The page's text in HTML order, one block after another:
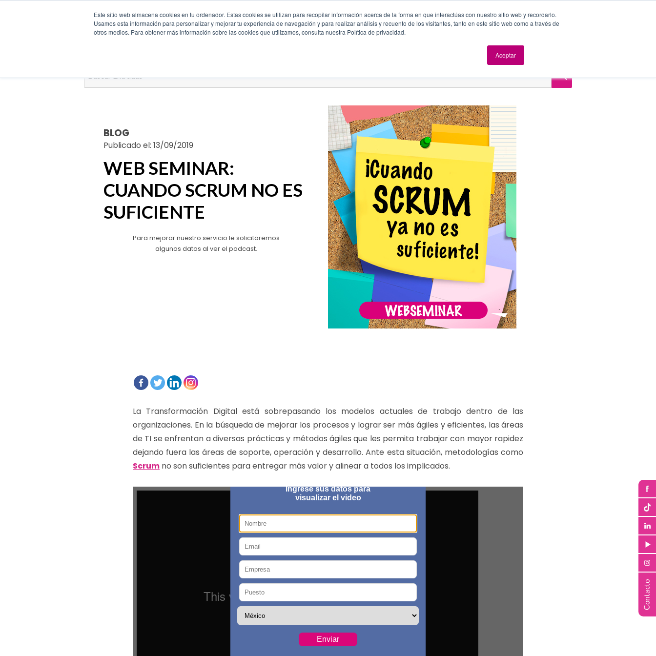
Este sitio web almacena cookies en tu ordenador. Estas cookies se utilizan para recopilar información acerca de la forma en que interactúas con nuestro sitio web y recordarlo.
Usamos esta información para personalizar y mejorar tu experiencia de navegación y para realizar análisis y recuento de los visitantes, tanto en este sitio web como a través de
otros medios. Para obtener más información sobre las cookies que utilizamos, consulta nuestra Política de privacidad.
Aceptar
Capacitación y Certificación Eficiencia Operativa Continuidad y Seguridad Evolución digital
BLOG
Publicado el: 13/09/2019
WEB SEMINAR:
CUANDO SCRUM NO ES
SUFICIENTE
Para mejorar nuestro servicio le solicitaremos
algunos datos al ver el podcast.
La Transformación Digital está sobrepasando los modelos actuales de trabajo dentro de las
organizaciones. En la búsqueda de mejorar los procesos y lograr ser más ágiles y eficientes, las áreas
de TI se enfrentan a diversas prácticas y métodos ágiles que les permita trabajar con mayor rapidez
dejando fuera las áreas de soporte, operación y desarrollo. Ante esta situación, metodologías como
Scrum no son suficientes para entregar más valor y alinear a todos los implicados.